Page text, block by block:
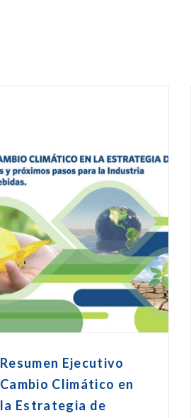
Resumen Ejecutivo
Cambio Climático en
la Estrategia de